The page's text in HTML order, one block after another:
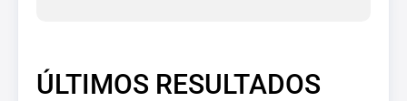
ÚLTIMOS RESULTADOS